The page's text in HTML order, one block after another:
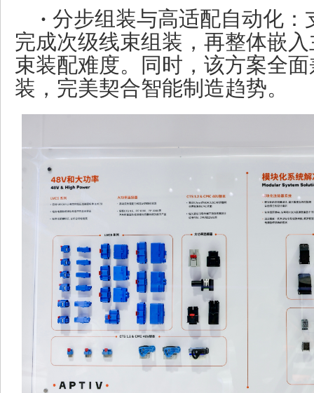
· 分步组装与高适配自动化：
完成次级线束组装，再整体嵌
束装配难度。同时，该方案全
装，完美契合智能制造趋势。